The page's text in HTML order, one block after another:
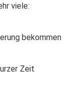
viele:
bekommen
Zeit